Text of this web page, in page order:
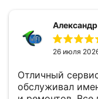
26 июля
Отличный
обслуживал